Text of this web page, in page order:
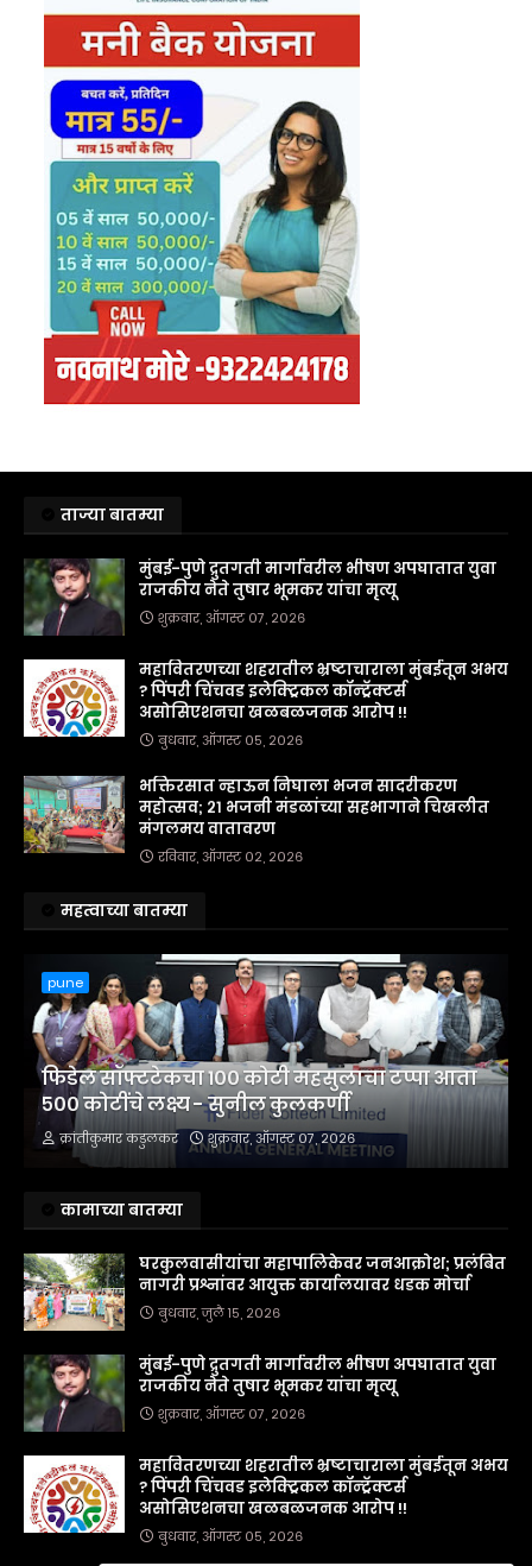
ताज्या बातम्या
मुंबई-पुणे द्रुतगती मार्गावरील भीषण अपघातात युवा
राजकीय नेते तुषार भूमकर यांचा मृत्यू
शुक्रवार, ऑगस्ट ०७, २०२६
महावितरणच्या शहरातील भ्रष्टाचाराला मुंबईतून अभय
? पिंपरी चिंचवड इलेक्ट्रिकल कॉन्ट्रॅक्टर्स
असोसिएशनचा खळबळजनक आरोप !!
बुधवार, ऑगस्ट ०५, २०२६
भक्तिरसात न्हाऊन निघाला भजन सादरीकरण
महोत्सव; २१ भजनी मंडळांच्या सहभागाने चिखलीत
मंगलमय वातावरण
रविवार, ऑगस्ट ०२, २०२६
महत्वाच्या बातम्या
pune
फिडेल सॉफ्टटेकचा १०० कोटी महसुलाचा टप्पा आता
५०० कोटींचे लक्ष्य - सुनील कुलकर्णी
क्रांतीकुमार कडुलकर शुक्रवार, ऑगस्ट ०७, २०२६
कामाच्या बातम्या
घरकुलवासीयांचा महापालिकेवर जनआक्रोश; प्रलंबित
नागरी प्रश्नांवर आयुक्त कार्यालयावर धडक मोर्चा
बुधवार, जुलै १५, २०२६
मुंबई-पुणे द्रुतगती मार्गावरील भीषण अपघातात युवा
राजकीय नेते तुषार भूमकर यांचा मृत्यू
शुक्रवार, ऑगस्ट ०७, २०२६
महावितरणच्या शहरातील भ्रष्टाचाराला मुंबईतून अभय
? पिंपरी चिंचवड इलेक्ट्रिकल कॉन्ट्रॅक्टर्स
असोसिएशनचा खळबळजनक आरोप !!
बुधवार, ऑगस्ट ०५, २०२६